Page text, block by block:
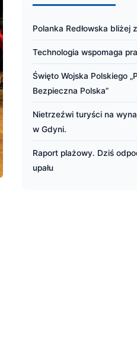
Polanka Redłowska bliżej
Technologia wspomaga
Święto Wojska Polskiego
Bezpieczna Polska”
Nietrzeźwi turyści na
w Gdyni.
Raport plażowy. Dziś
upału